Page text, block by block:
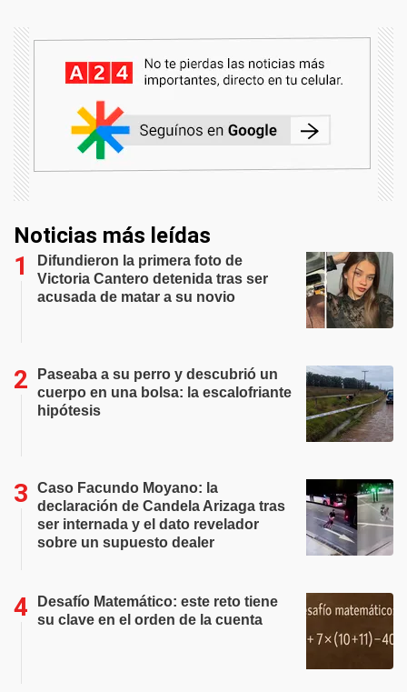
Noticias más leídas
Difundieron la primera foto de
Victoria Cantero detenida tras ser
acusada de matar a su novio
Paseaba a su perro y descubrió un
cuerpo en una bolsa: la escalofriante
hipótesis
Caso Facundo Moyano: la
declaración de Candela Arizaga tras
ser internada y el dato revelador
sobre un supuesto dealer
Desafío Matemático: este reto tiene
su clave en el orden de la cuenta